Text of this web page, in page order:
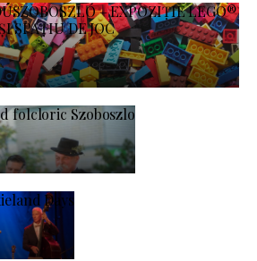
– EXPOZIȚIE LEGO®
SPAȚIU DE JOC
folcloric Szoboszlo
Days